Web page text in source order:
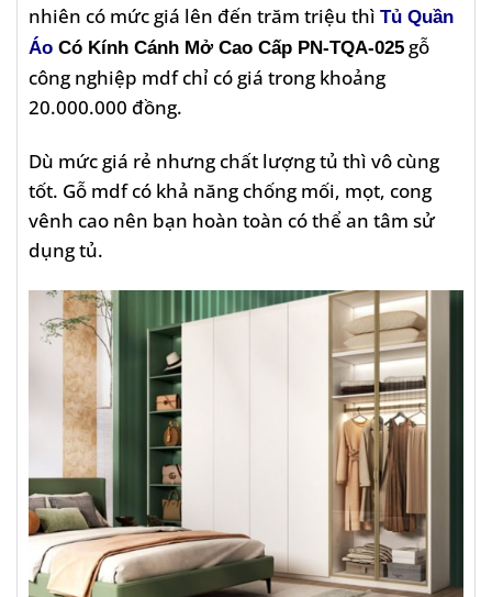
nhiên có mức giá lên đến trăm triệu thì Tủ Quần
Áo Có Kính Cánh Mở Cao Cấp PN-TQA-025 gỗ
công nghiệp mdf chỉ có giá trong khoảng
20.000.000 đồng.
Dù mức giá rẻ nhưng chất lượng tủ thì vô cùng
tốt. Gỗ mdf có khả năng chống mối, mọt, cong
vênh cao nên bạn hoàn toàn có thể an tâm sử
dụng tủ.